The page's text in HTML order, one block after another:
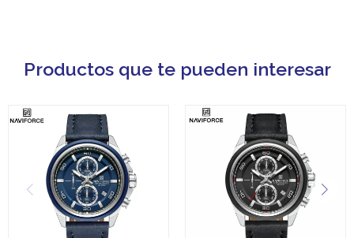
Productos que te pueden interesar